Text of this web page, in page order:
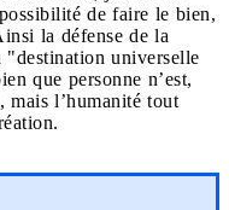
de faire le bien,
la défense de la
"destination universelle
que personne n’est,
mais l’humanité tout